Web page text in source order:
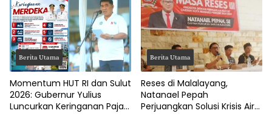
Berita Utama
Momentum HUT RI dan Sulut
2026: Gubernur Yulius
Luncurkan Keringanan Pajak
Berita Utama
Reses di Malalayang,
Natanael Pepah
Perjuangkan Solusi Krisis Air